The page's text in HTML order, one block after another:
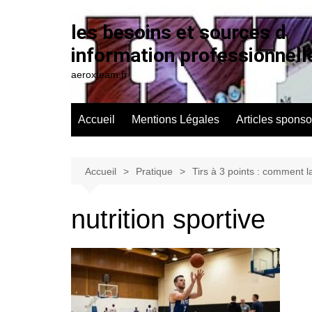
les besoins et sources d
information
aeroxteam.fr
Accueil Mentions Légales Articles
Accueil Pratique Tirs à 3 points : comment
nutrition sportive